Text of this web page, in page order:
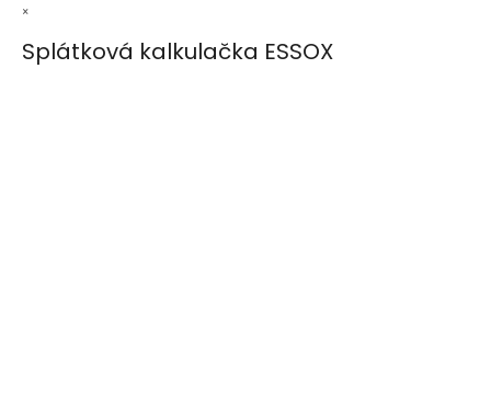
×
Splátková kalkulačka ESSOX